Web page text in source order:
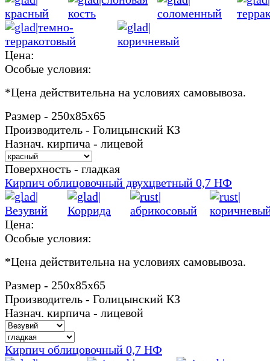
Цена:
Особые условия:
*Цена действительна на условиях самовывоза.
Размер - 250х85х65
Производитель - Голицынский КЗ
Назнач. кирпича - лицевой
Поверхность - гладкая
Кирпич облицовочный двухцветный 0,7 НФ
Цена:
Особые условия:
*Цена действительна на условиях самовывоза.
Размер - 250х85х65
Производитель - Голицынский КЗ
Назнач. кирпича - лицевой
Кирпич облицовочный 0,7 НФ